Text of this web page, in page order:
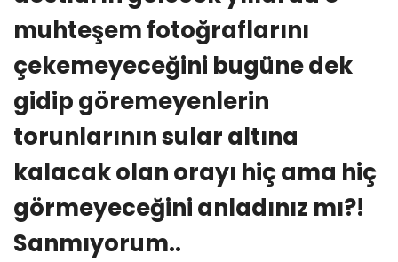
muhteşem fotoğraflarını
çekemeyeceğini bugüne dek
gidip göremeyenlerin
torunlarının sular altına
kalacak olan orayı hiç ama hiç
görmeyeceğini anladınız mı?!
Sanmıyorum..